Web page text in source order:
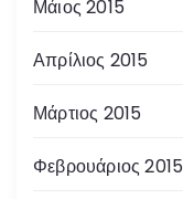
Μάιος 2015
Απρίλιος 2015
Μάρτιος 2015
Φεβρουάριος 2015